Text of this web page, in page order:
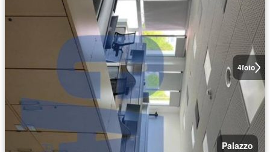
4foto
Palazzo